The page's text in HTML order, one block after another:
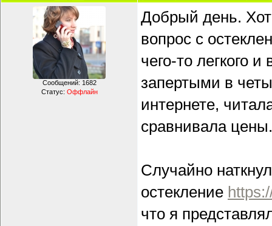
Сообщений: 1682
Статус: Оффлайн
Добрый день.
вопрос с
чего-то легкого
запертыми в
интернете,
сравнивала цены.
Случайно
остекление
что я